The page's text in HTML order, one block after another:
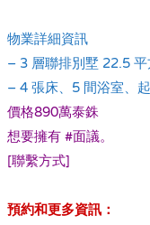
物業詳細資訊
– 3 層聯排別墅 22.5
– 4 張床、5 間浴室、
價格890萬泰銖
想要擁有 #面議。
[聯繫方式]
預約和更多資訊：